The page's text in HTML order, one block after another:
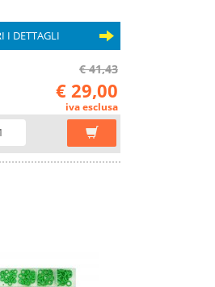
I DETTAGLI
€ 41,43
€ 29,00
iva esclusa